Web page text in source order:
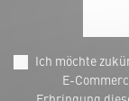
Ich möchte
E-